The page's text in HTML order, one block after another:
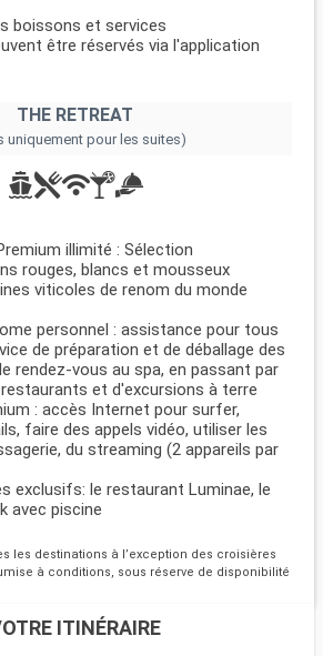
boissons et services
être réservés via l'application
THE RETREAT
uniquement pour les suites)
illimité : Sélection
rouges, blancs et mousseux
viticoles de renom du monde
personnel : assistance pour tous
de préparation et de déballage des
rendez-vous au spa, en passant par
et d'excursions à terre
: accès Internet pour surfer,
faire des appels vidéo, utiliser les
du streaming (2 appareils par
exclusifs: le restaurant Luminae, le
avec piscine
les destinations à l’exception des croisières
à conditions, sous réserve de disponibilité
ITINÉRAIRE